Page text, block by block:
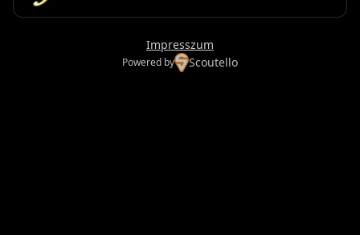
Impresszum
Powered by Scoutello